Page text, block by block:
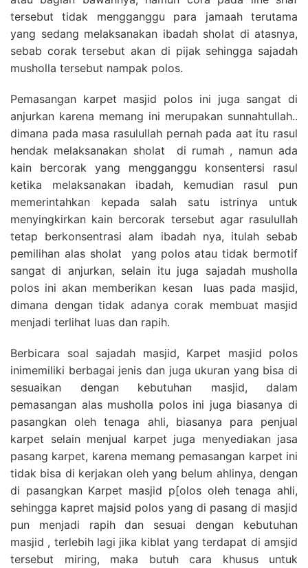
tersebut tidak mengganggu para jamaah terutama
yang sedang melaksanakan ibadah sholat di atasnya,
sebab corak tersebut akan di pijak sehingga sajadah
musholla tersebut nampak polos.
Pemasangan karpet masjid polos ini juga sangat di
anjurkan karena memang ini merupakan sunnahtullah..
dimana pada masa rasulullah pernah pada aat itu rasul
hendak melaksanakan sholat di rumah , namun ada
kain bercorak yang mengganggu konsentersi rasul
ketika melaksanakan ibadah, kemudian rasul pun
memerintahkan kepada salah satu istrinya untuk
menyingkirkan kain bercorak tersebut agar rasulullah
tetap berkonsentrasi alam ibadah nya, itulah sebab
pemilihan alas sholat yang polos atau tidak bermotif
sangat di anjurkan, selain itu juga sajadah musholla
polos ini akan memberikan kesan luas pada masjid,
dimana dengan tidak adanya corak membuat masjid
menjadi terlihat luas dan rapih.
Berbicara soal sajadah masjid, Karpet masjid polos
inimemiliki berbagai jenis dan juga ukuran yang bisa di
sesuaikan dengan kebutuhan masjid, dalam
pemasangan alas musholla polos ini juga biasanya di
pasangkan oleh tenaga ahli, biasanya para penjual
karpet selain menjual karpet juga menyediakan jasa
pasang karpet, karena memang pemasangan karpet ini
tidak bisa di kerjakan oleh yang belum ahlinya, dengan
di pasangkan Karpet masjid p[olos oleh tenaga ahli,
sehingga kapret majsid polos yang di pasang di masjid
pun menjadi rapih dan sesuai dengan kebutuhan
masjid , terlebih lagi jika kiblat yang terdapat di amsjid
tersebut miring, maka butuh cara khusus untuk